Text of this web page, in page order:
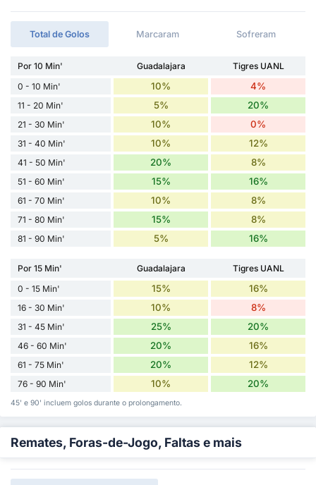
Total de Golos Marcaram Sofreram
Por 10 Min' Guadalajara
Tigres UANL
0 - 10 Min'
10% 4%
11 - 20 Min' 5% 20%
21 - 30 Min' 10% 0%
31 - 40 Min' 10% 12%
41 - 50 Min' 20% 8%
51 - 60 Min' 15% 16%
61 - 70 Min' 10% 8%
71 - 80 Min' 15% 8%
81 - 90 Min' 5% 16%
Por 15 Min' Guadalajara
Tigres UANL
0 - 15 Min'
15% 16%
16 - 30 Min' 10% 8%
31 - 45 Min' 25% 20%
46 - 60 Min' 20% 16%
61 - 75 Min' 20% 12%
76 - 90 Min' 10% 20%
45' e 90' incluem golos durante o prolongamento.
Remates, Foras-de-Jogo, Faltas e mais